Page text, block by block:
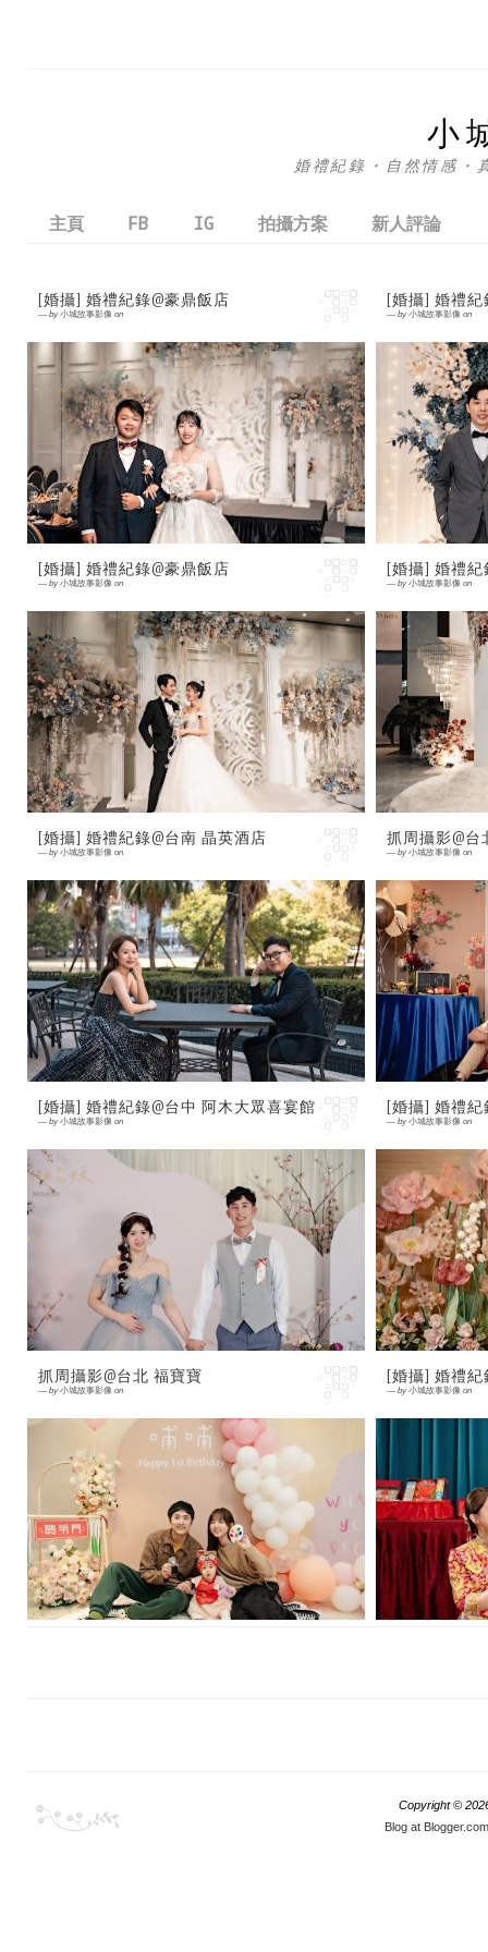
小
婚禮紀錄・自然情感・
主頁 FB IG 拍攝方案 新人評論
[婚攝] 婚禮紀錄@豪鼎飯店
— by 小城故事影像 on
0 comment
一場婚禮，是兩個人的承諾，也是兩個家庭的相
遇。 [婚禮紀錄] 攝影 ： 小城婚攝 儀式：新
店 JYBC 基督教中央浸信會 宴客 ： 豪鼎飯店
[婚攝] 婚禮紀
— by 小城故事影像 on
0 comment
婚禮不只
禮紀錄] 攝
[婚攝] 婚禮紀錄@豪鼎飯店
— by 小城故事影像 on
0 comment
在眾人目光之中，愛顯得如此從容。 [婚禮紀錄]
攝影:小城婚攝 地點:新店 豪鼎飯店
[婚攝] 婚禮紀
— by 小城故事影像 on
0 comment
在被祝福
[婚禮紀錄]
館
[婚攝] 婚禮紀錄@台南 晶英酒店
— by 小城故事影像 on
0 comment
在爸媽用心張羅的婚宴中，看見的是滿桌情誼與
滿場歡笑。 [婚禮紀錄] 攝影:小城婚攝 地點:台
南 晶英酒店 (家宴婚禮)
抓周攝影@
— by 小城故事影像 on
0 comment
[抓周攝影
店
[婚攝] 婚禮紀錄@台中 阿木大眾喜宴館
— by 小城故事影像 on
0 comment
[婚禮紀錄] 攝影:小城婚攝 地點:台中 阿木大眾
[婚攝] 婚禮紀
— by 小城故事影像 on
0 comment
[婚禮紀錄]
大飯店
抓周攝影@台北 福寶寶
— by 小城故事影像 on
0 comment
[抓周派對] 攝影:小城 地點:台北 #福寶寶 藝人:
李運慶、洪詩
[婚攝] 婚禮紀
— by 小城故事影像 on
[婚禮紀錄]
Copyright ©
Blog at